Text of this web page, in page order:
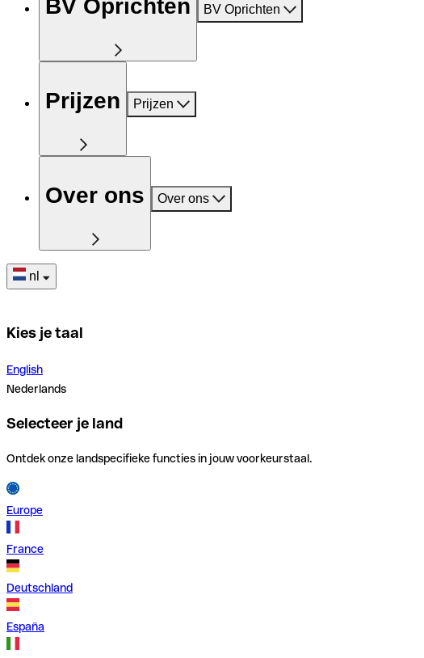
BV Oprichten BV Oprichten
Prijzen Prijzen
Over ons Over ons
nl
Kies je taal
English
Nederlands
Selecteer je land
Ontdek onze landspecifieke functies in jouw voorkeurstaal.
Europe
France
Deutschland
España